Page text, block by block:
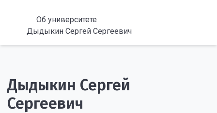
Об университете
Дыдыкин Сергей Сергеевич
Дыдыкин Сергей
Сергеевич